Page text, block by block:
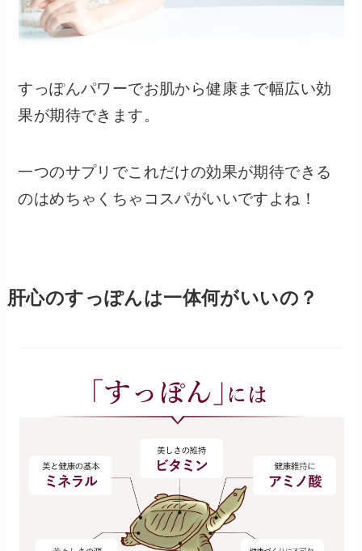
すっぽんパワーでお肌から健康まで幅広い効
果が期待できます。
一つのサプリでこれだけの効果が期待できる
のはめちゃくちゃコスパがいいですよね！
肝心のすっぽんは一体何がいいの？